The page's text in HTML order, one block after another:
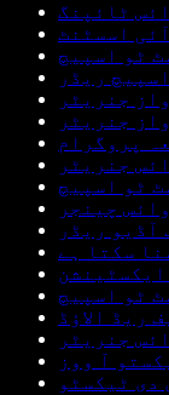
ٹائپنگ
اسسٹنٹ
ٹو اسپیچ
ریڈر
جنریٹر
جنریٹر
پروگرام
جنریٹر
ٹو اسپیچ
چینجر
آڈیو ریڈر
سکتا ہے
ٹو اسپیچ
ریڈ الاؤڈ
جنریٹر
آ ووز
دی ٹیکسٹو